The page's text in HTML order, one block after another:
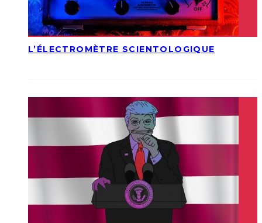
L’ÉLECTROMÈTRE SCIENTOLOGIQUE